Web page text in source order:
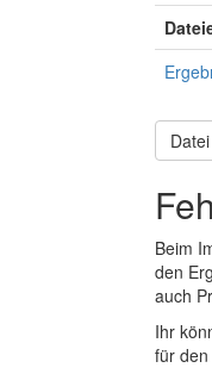
Beim
den
auch
Ihr
für